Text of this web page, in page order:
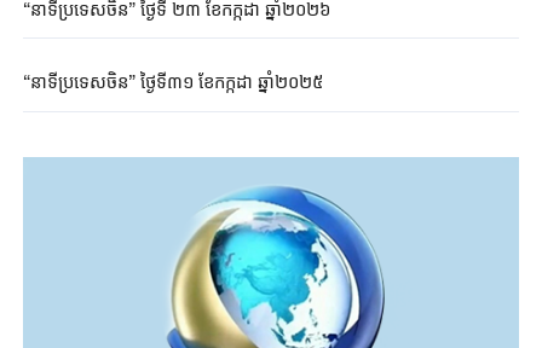
“នាទីប្រទេសចិន” ថ្ងៃទី ២៣ ខែកក្កដា ឆ្នាំ២០២៦
“នាទីប្រទេសចិន” ថ្ងៃទី៣១ ខែកក្កដា ឆ្នាំ២០២៥